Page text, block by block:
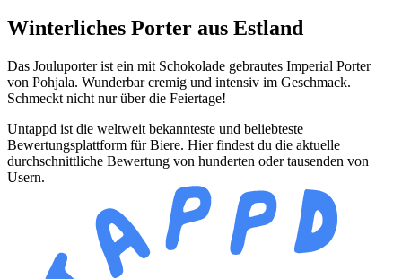
Winterliches Porter aus Estland
Das Jouluporter ist ein mit Schokolade gebrautes Imperial Porter
von Pohjala. Wunderbar cremig und intensiv im Geschmack.
Schmeckt nicht nur über die Feiertage!
Untappd ist die weltweit bekannteste und beliebteste
Bewertungsplattform für Biere. Hier findest du die aktuelle
durchschnittliche Bewertung von hunderten oder tausenden von
Usern.